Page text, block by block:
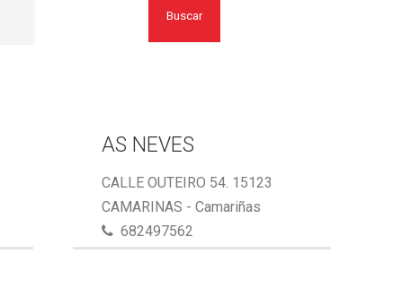
Buscar
AS NEVES
CALLE OUTEIRO 54. 15123
CAMARINAS - Camariñas
682497562